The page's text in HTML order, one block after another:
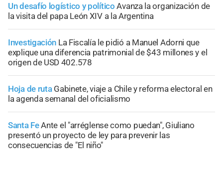
Un desafío logístico y político Avanza la organización de
la visita del papa León XIV a la Argentina
Investigación La Fiscalía le pidió a Manuel Adorni que
explique una diferencia patrimonial de $43 millones y el
origen de USD 402.578
Hoja de ruta Gabinete, viaje a Chile y reforma electoral en
la agenda semanal del oficialismo
Santa FeAnte el "arréglense como puedan", Giuliano
presentó un proyecto de ley para prevenir las
consecuencias de "El niño"